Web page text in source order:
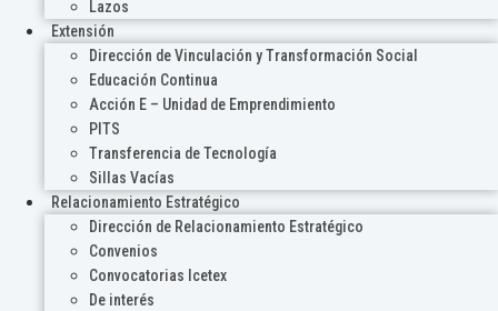
Lazos
Extensión
Dirección de Vinculación y Transformación Social
Educación Continua
Acción E – Unidad de Emprendimiento
PITS
Transferencia de Tecnología
Sillas Vacías
Relacionamiento Estratégico
Dirección de Relacionamiento Estratégico
Convenios
Convocatorias Icetex
De interés